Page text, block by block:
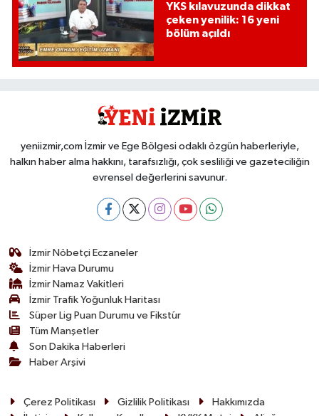
YKS kılavuzunda dikkat
çeken yenilik: 16 yeni
bölüm açıldı
yeniizmir,com İzmir ve Ege Bölgesi odaklı özgün haberleriyle,
halkın haber alma hakkını, tarafsızlığı, çok sesliliği ve gazeteciliğin
evrensel değerlerini savunur.
İzmir Nöbetçi Eczaneler
İzmir Hava Durumu
İzmir Namaz Vakitleri
İzmir Trafik Yoğunluk Haritası
Süper Lig Puan Durumu ve Fikstür
Tüm Manşetler
Son Dakika Haberleri
Haber Arşivi
Çerez Politikası Gizlilik Politikası
Hakkımızda